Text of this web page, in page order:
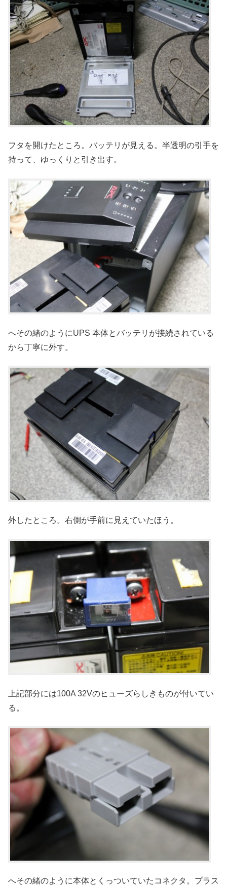
フタを開けたところ。バッテリが見える。半透明の引手を
持って、ゆっくりと引き出す。
へその緒のようにUPS 本体とバッテリが接続されている
から丁寧に外す。
外したところ。右側が手前に見えていたほう。
上記部分には100A 32Vのヒューズらしきものが付いてい
る。
へその緒のように本体とくっついていたコネクタ。プラス